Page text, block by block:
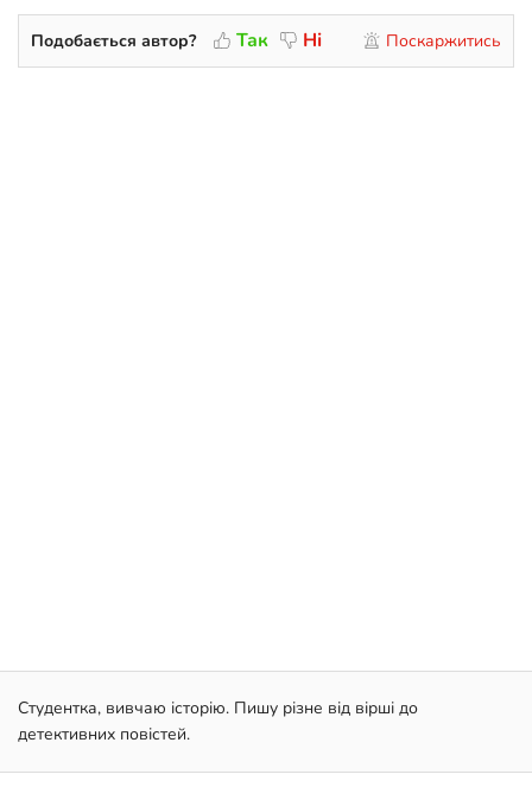
Подобається автор? Так Ні Поскаржитись
Студентка, вивчаю історію. Пишу різне від вірші до
детективних повістей.